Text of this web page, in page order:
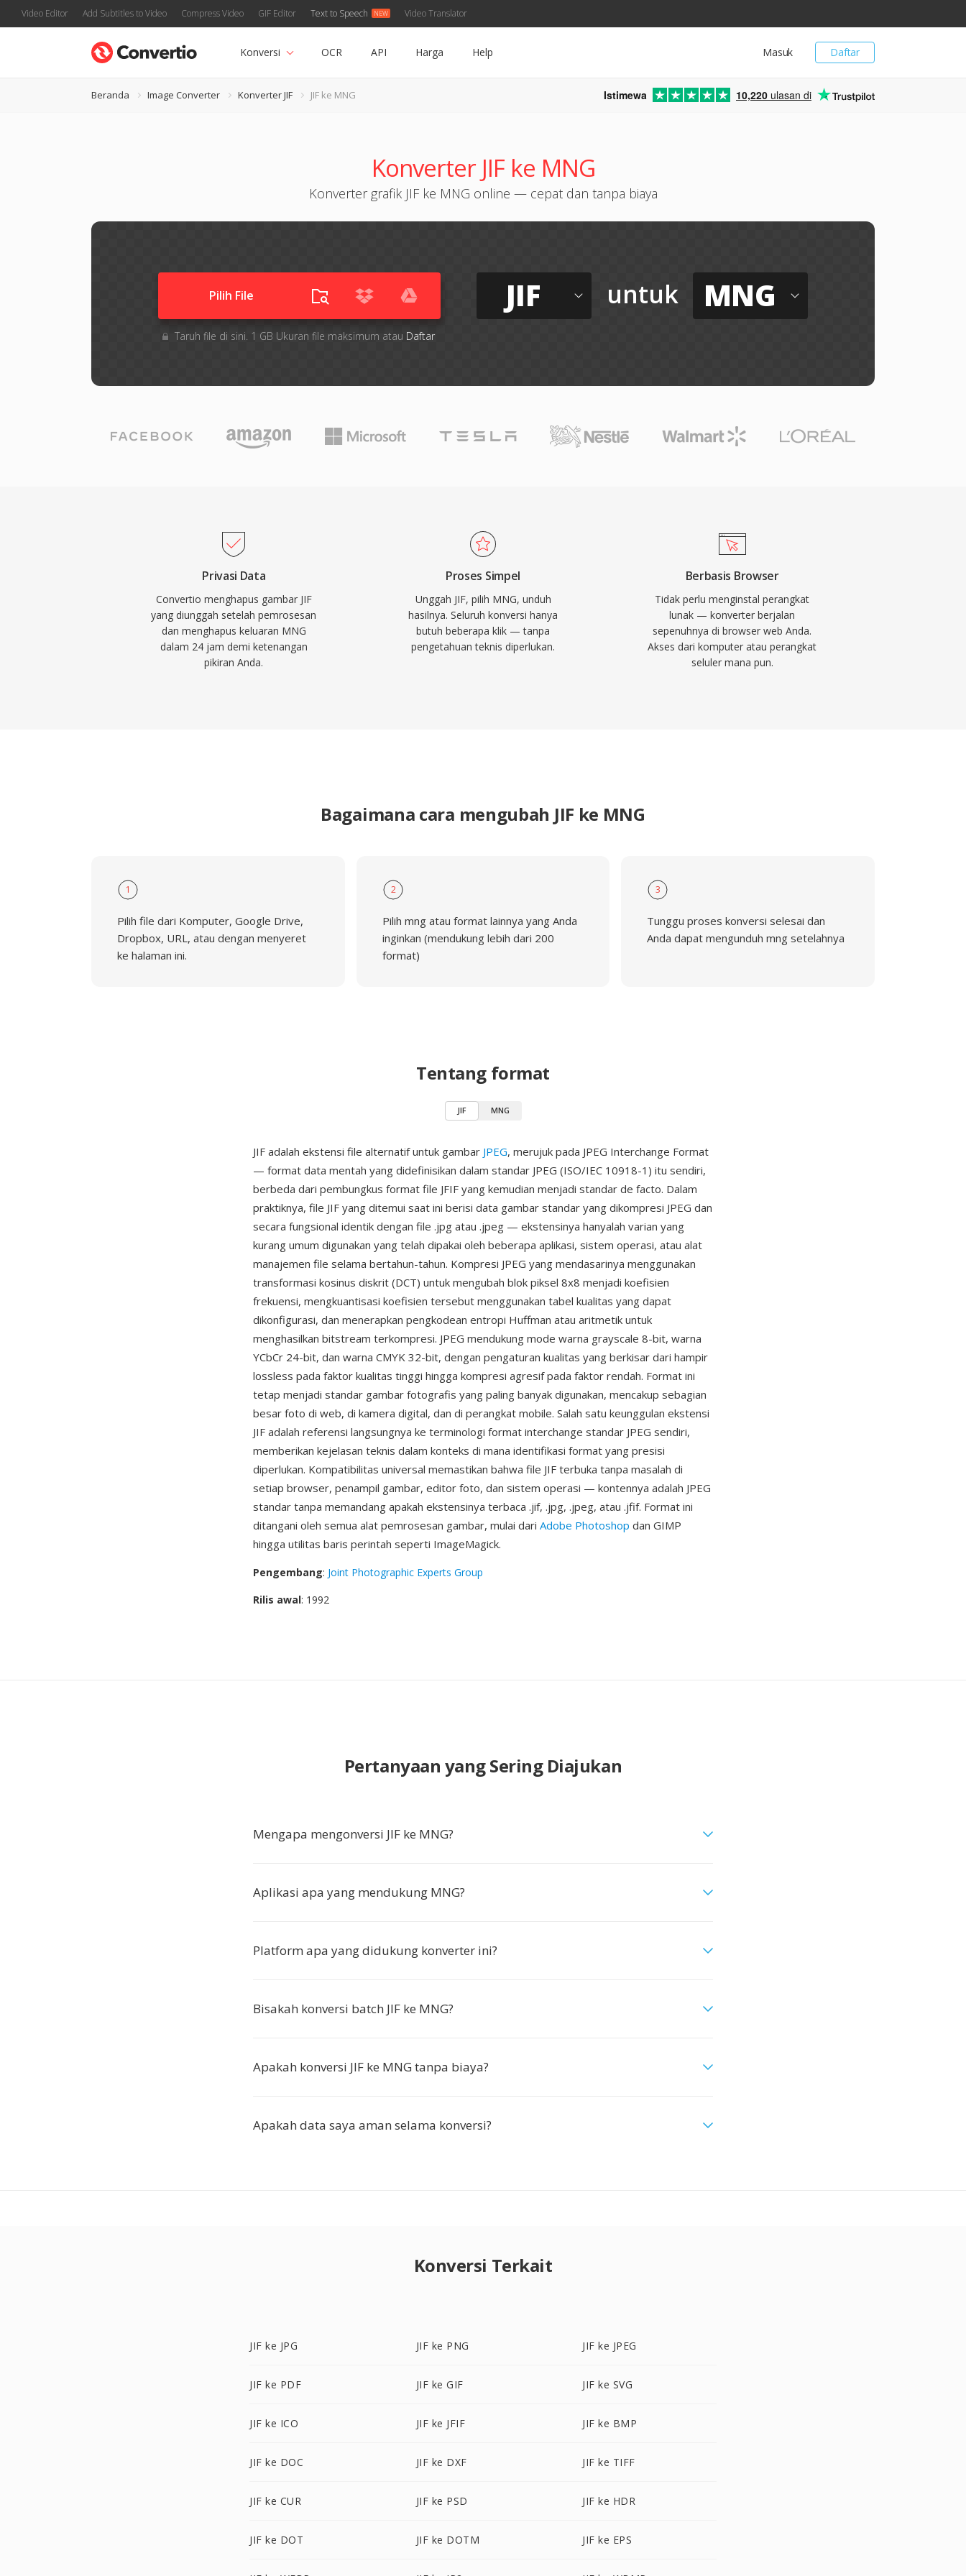
Video Editor Add Subtitles to Video Compress Video GIF Editor Text to Speech Video Translator
Daftar
Masuk
Konversi OCR API Harga Help
Beranda Image Converter Konverter JIF JIF ke MNG Istimewa 10,220 ulasan di
Konverter JIF ke MNG
Konverter grafik JIF ke MNG online — cepat dan tanpa biaya
Pilih File
Taruh file di sini. 1 GB Ukuran file maksimum atau Daftar
JIF untuk MNG
Privasi Data
Convertio menghapus gambar JIF
yang diunggah setelah pemrosesan
dan menghapus keluaran MNG
dalam 24 jam demi ketenangan
pikiran Anda.
Proses Simpel
Unggah JIF, pilih MNG, unduh
hasilnya. Seluruh konversi hanya
butuh beberapa klik — tanpa
pengetahuan teknis diperlukan.
Berbasis Browser
Tidak perlu menginstal perangkat
lunak — konverter berjalan
sepenuhnya di browser web Anda.
Akses dari komputer atau perangkat
seluler mana pun.
Bagaimana cara mengubah JIF ke MNG
1
Pilih file dari Komputer, Google Drive,
Dropbox, URL, atau dengan menyeret
ke halaman ini.
2
Pilih mng atau format lainnya yang Anda
inginkan (mendukung lebih dari 200
format)
3
Tunggu proses konversi selesai dan
Anda dapat mengunduh mng setelahnya
Tentang format
JIF MNG
JIF adalah ekstensi file alternatif untuk gambar JPEG, merujuk pada JPEG Interchange Format
— format data mentah yang didefinisikan dalam standar JPEG (ISO/IEC 10918-1) itu sendiri,
berbeda dari pembungkus format file JFIF yang kemudian menjadi standar de facto. Dalam
praktiknya, file JIF yang ditemui saat ini berisi data gambar standar yang dikompresi JPEG dan
secara fungsional identik dengan file .jpg atau .jpeg — ekstensinya hanyalah varian yang
kurang umum digunakan yang telah dipakai oleh beberapa aplikasi, sistem operasi, atau alat
manajemen file selama bertahun-tahun. Kompresi JPEG yang mendasarinya menggunakan
transformasi kosinus diskrit (DCT) untuk mengubah blok piksel 8x8 menjadi koefisien
frekuensi, mengkuantisasi koefisien tersebut menggunakan tabel kualitas yang dapat
dikonfigurasi, dan menerapkan pengkodean entropi Huffman atau aritmetik untuk
menghasilkan bitstream terkompresi. JPEG mendukung mode warna grayscale 8-bit, warna
YCbCr 24-bit, dan warna CMYK 32-bit, dengan pengaturan kualitas yang berkisar dari hampir
lossless pada faktor kualitas tinggi hingga kompresi agresif pada faktor rendah. Format ini
tetap menjadi standar gambar fotografis yang paling banyak digunakan, mencakup sebagian
besar foto di web, di kamera digital, dan di perangkat mobile. Salah satu keunggulan ekstensi
JIF adalah referensi langsungnya ke terminologi format interchange standar JPEG sendiri,
memberikan kejelasan teknis dalam konteks di mana identifikasi format yang presisi
diperlukan. Kompatibilitas universal memastikan bahwa file JIF terbuka tanpa masalah di
setiap browser, penampil gambar, editor foto, dan sistem operasi — kontennya adalah JPEG
standar tanpa memandang apakah ekstensinya terbaca .jif, .jpg, .jpeg, atau .jfif. Format ini
ditangani oleh semua alat pemrosesan gambar, mulai dari Adobe Photoshop dan GIMP
hingga utilitas baris perintah seperti ImageMagick.
Pengembang: Joint Photographic Experts Group
Rilis awal: 1992
Pertanyaan yang Sering Diajukan
Mengapa mengonversi JIF ke MNG?
Aplikasi apa yang mendukung MNG?
Platform apa yang didukung konverter ini?
Bisakah konversi batch JIF ke MNG?
Apakah konversi JIF ke MNG tanpa biaya?
Apakah data saya aman selama konversi?
Konversi Terkait
JIF ke JPG JIF ke PNG JIF ke JPEG
JIF ke PDF JIF ke GIF JIF ke SVG
JIF ke ICO JIF ke JFIF JIF ke BMP
JIF ke DOC JIF ke DXF JIF ke TIFF
JIF ke CUR JIF ke PSD JIF ke HDR
JIF ke DOT JIF ke DOTM JIF ke EPS